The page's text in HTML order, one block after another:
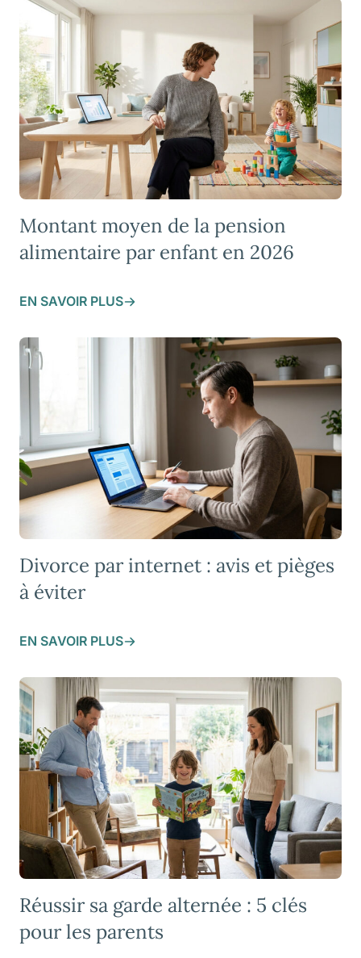
Montant moyen de la pension
alimentaire par enfant en 2026
EN SAVOIR PLUS
Divorce par internet : avis et pièges
à éviter
EN SAVOIR PLUS
Réussir sa garde alternée : 5 clés
pour les parents